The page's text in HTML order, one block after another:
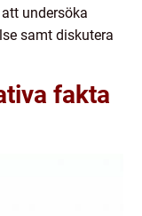
undersöka
samt diskutera
fakta